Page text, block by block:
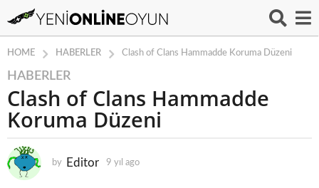
HOME HABERLER Clash of Clans Hammadde Koruma Düzeni
9
y
ı
l
g
o
HABERLER
Clash of Clans Hammadde
Koruma Düzeni
by Editor 9 yıl ago